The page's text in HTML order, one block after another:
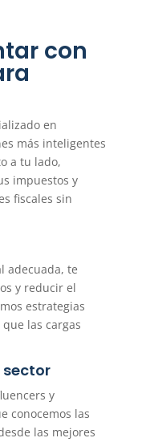
con
en
más inteligentes
a tu lado,
impuestos y
fiscales sin
adecuada, te
y reducir el
estrategias
las cargas
sector
y
conocemos las
las mejores